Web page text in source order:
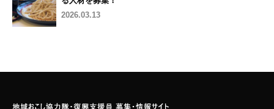
2026.03.13